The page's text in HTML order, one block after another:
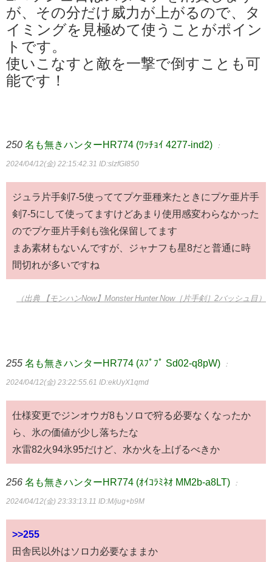
が、その分だけ威力が上がるので、タ
イミングを見極めて使うことがポイン
トです。
使いこなすと敵を一撃で倒すことも可
能です！
250 名も無きハンターHR774 (ﾜｯﾁｮｲ 4277-ind2) ：
2024/04/12(金) 22:15:42.31 ID:slzfGI850
ジュラ片手剣7-5使っててプケ亜種来たときにプケ亜片手
剣7-5にして使ってますけどあまり使用感変わらなかった
のでプケ亜片手剣も強化保留してます
まあ素材もないんですが、ジャナフも星8だと普通に時
間切れが多いですね
（出典 【モンハンNow】Monster Hunter Now［片手剣］2バッシュ目）
255 名も無きハンターHR774 (ｽﾌﾟﾌﾟ Sd02-q8pW) ：
2024/04/12(金) 23:22:55.61 ID:ekUyX1qmd
仕様変更でジンオウガ8もソロで狩る必要なくなったか
ら、氷の価値が少し落ちたな
水雷82火94氷95だけど、水か火を上げるべきか
256 名も無きハンターHR774 (ｵｲｺﾗﾐﾈｵ MM2b-a8LT) ：
2024/04/12(金) 23:33:13.11 ID:M/jug+b9M
>>255
田舎民以外はソロ力必要なままか